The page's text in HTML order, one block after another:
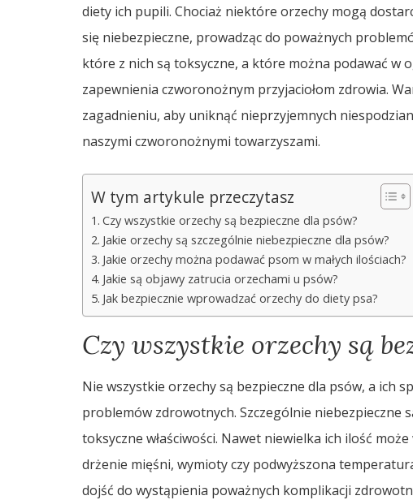
diety ich pupili. Chociaż niektóre orzechy mogą
się niebezpieczne, prowadząc do poważnych
które z nich są toksyczne, a które można podawać w
zapewnienia czworonożnym przyjaciołom zdrowia.
zagadnieniu, aby uniknąć nieprzyjemnych
naszymi czworonożnymi towarzyszami.
W tym artykule przeczytasz
Czy wszystkie orzechy są bezpieczne dla psów?
Jakie orzechy są szczególnie niebezpieczne dla psów?
Jakie orzechy można podawać psom w małych ilościach?
Jakie są objawy zatrucia orzechami u psów?
Jak bezpiecznie wprowadzać orzechy do diety psa?
Czy wszystkie orzechy są
Nie wszystkie orzechy są bezpieczne dla psów, a ich
problemów zdrowotnych. Szczególnie niebezpieczne
toksyczne właściwości. Nawet niewielka ich ilość
drżenie mięśni, wymioty czy podwyższona
dojść do wystąpienia poważnych komplikacji